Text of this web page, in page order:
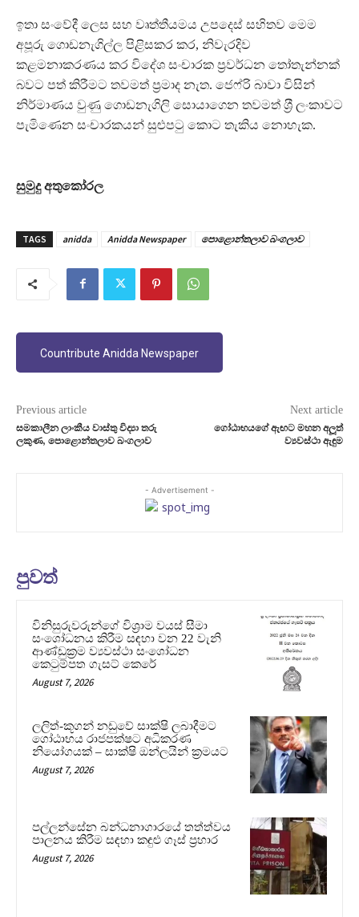
ඉතා සංවේදී ලෙස සහ වෘත්තීයමය උපදෙස් සහිතව මෙම
අපූරු ගොඩනැගිල්ල පිළිසකර කර, නිවැරදිව
කළමනාකරණය කර විදේශ සංචාරක ප‍්‍රවර්ධන තෝතැන්නක්
බවට පත් කිරීමට තවමත් ප‍්‍රමාද නැත. ජෙෆ්රි බාවා විසින්
නිර්මාණය වුණු ගොඩනැගිලි සොයාගෙන තවමත් ශ‍්‍රී ලංකාවට
පැමිණෙන සංචාරකයන් සුළුපටු කොට තැකිය නොහැක.
සුමුදු අතුකෝරල
TAGS anidda Anidda Newspaper පොළොන්තලාව බංගලාව
Countribute Anidda Newspaper
Previous article
සමකාලීන ලාංකීය වාස්තු විද්‍යා තරු
ලකුණ, පොළොන්තලාව බංගලාව
Next article
ගෝඨාභයගේ ඇඟට මහන අලූත්
ව්‍යවස්ථා ඇඳුම
- Advertisement -
පුවත්
විනිසුරුවරුන්ගේ විශ්‍රාම වයස් සීමා
සංශෝධනය කිරීම සඳහා වන 22 වැනි
ආණ්ඩුක්‍රම ව්‍යවස්ථා සංශෝධන
කෙටුම්පත ගැසට් කෙරේ
August 7, 2026
ලලිත්-කූගන් නඩුවේ සාක්ෂි ලබාදීමට
ගෝඨාභය රාජපක්ෂට අධිකරණ
නියෝගයක් – සාක්ෂි ඔන්ලයින් ක්‍රමයට
August 7, 2026
පල්ලන්සේන බන්ධනාගාරයේ තත්ත්වය
පාලනය කිරීම සඳහා කඳුළු ගෑස් ප්‍රහාර
August 7, 2026